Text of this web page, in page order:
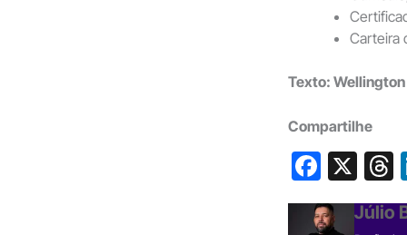
Carteira
Texto:
Compartilhe
F
a
c
X
Júlio